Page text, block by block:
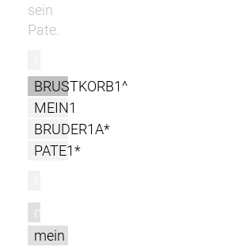
sein
Pate.
BRUSTKORB1^
MEIN1
BRUDER1A*
PATE1*
m
mein